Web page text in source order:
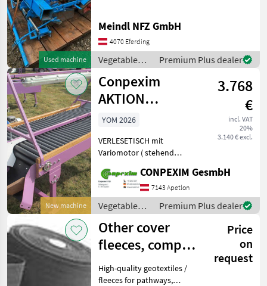
Used machine
Vegetable farming
equipment Other vegetable
farming equipment
Meindl NFZ GmbH
4070 Eferding
Vegetable
farming
equipment /
Sonstige
Premium Plus dealer
New machine
Conpexim
AKTION
Verlesetisch mit
Variomotor
200x85 cm
3.768
€
incl. VAT
20%
3.140 € excl.
YOM 2026
VERLESETISCH mit
Variomotor ( stehend
R 200/85 € 4.272 R 250/85 €
4.848 R 250/110 € 5.880 R
300/110 € 6.600 Optionen:
Ab
CONPEXIM GesmbH
7143 Apetlon
Vegetable
farming
equipment /
Conpexim
Premium Plus dealer
Other cover
fleeces, compost
nonwovens, ...
Price
on
request
High-quality geotextiles /
fleeces for pathways,